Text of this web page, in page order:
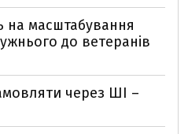
на масштабування
до ветеранів
через ШІ –